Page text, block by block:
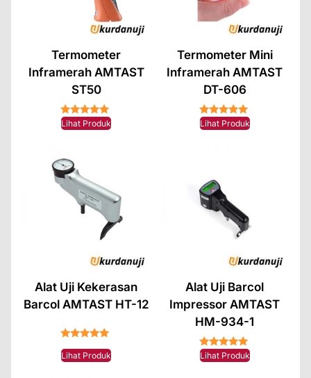
Termometer
Inframerah AMTAST
ST50
★★★★★
Lihat Produk
Termometer Mini
Inframerah AMTAST
DT-606
★★★★★
Lihat Produk
Alat Uji Kekerasan
Barcol AMTAST HT-12
Lihat Produk
Alat Uji Barcol
Impressor AMTAST
HM-934-1
★★★★★
Lihat Produk